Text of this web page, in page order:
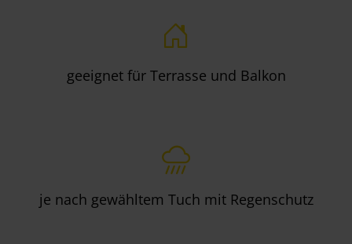
geeignet für Terrasse und Balkon
je nach gewähltem Tuch mit Regenschutz